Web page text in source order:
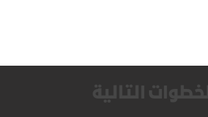
الخطوات التالية